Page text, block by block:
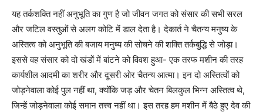
यह तर्कशक्ति नहीं अनुभूति का गुण है जो जीवन जगत को संसार की सभी सरल
और जटिल वस्तुओं से अलग कोटि में डाल देता है। देकार्त ने चैतन्य मनुष्य के
अस्तित्व को अनुभूति की बजाय मनुष्य की सोचने की शक्ति तर्कबुद्धि से जोड़ा।
इससे वह संसार को दो खंडों में बांटने को विवश हुआ- एक तरफ मशीन की तरह
कार्यशील आदमी का शरीर और दूसरी ओर चैतन्य आत्मा। इन दो अस्तित्वों को
जोड़नेवाला कोई पुल नहीं था, क्योंकि जड़ और चेतन बिलकुल भिन्न अस्तित्व थे,
जिन्हें जोड़नेवाला कोई समान तत्त्व नहीं था। इस तरह हम मशीन में बैठे हुए देव की